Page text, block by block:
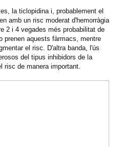
la ticlopidina i, probablement el
amb un risc moderat d'hemorràgia
2 i 4 vegades més probabilitat de
prenen aquests fàrmacs, mentre
el risc. D'altra banda, l'ús
del tipus inhibidors de la
risc de manera important.